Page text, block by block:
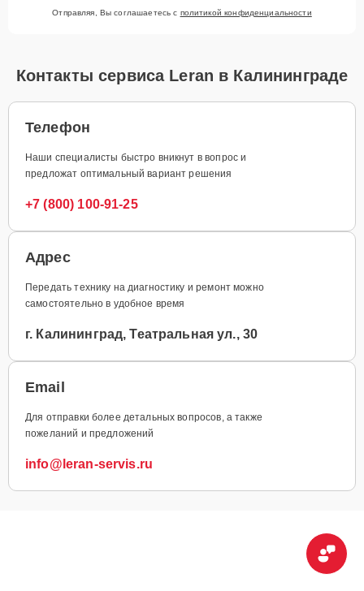
Отправляя, Вы соглашаетесь с политикой конфиденциальности
Контакты сервиса Leran в Калининграде
Телефон
Наши специалисты быстро вникнут в вопрос и
предложат оптимальный вариант решения
+7 (800) 100-91-25
Адрес
Передать технику на диагностику и ремонт можно
самостоятельно в удобное время
г. Калининград, Театральная ул., 30
Email
Для отправки более детальных вопросов, а также
пожеланий и предложений
info@leran-servis.ru